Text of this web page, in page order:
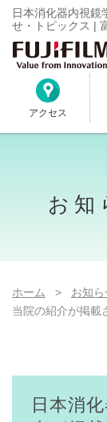
日本消化器内視鏡
せ・トピックス |
アクセス
お知
ホーム > お知
当院の紹介が掲載
日本消